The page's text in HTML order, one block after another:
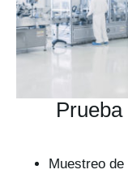
Prueba
Muestreo